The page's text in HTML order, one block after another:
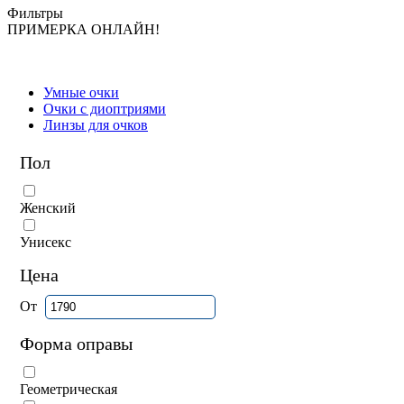
Фильтры
ПРИМЕРКА ОНЛАЙН!
Умные очки
Очки с диоптриями
Линзы для очков
Пол
Женский
Унисекс
Цена
От
Форма оправы
Геометрическая